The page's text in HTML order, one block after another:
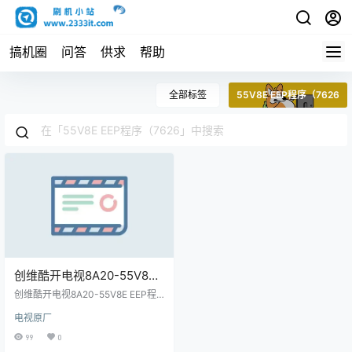
搞机圈 问答 供求 帮助
全部标签 55V8E EEP程序（7626
创维酷开电视8A20-55V8E
EEP程序（7626-T5500L-
刷机包
创维酷开电视8A20-55V8E EEP程
程序U盘数据刷机包
电视原厂
99 0